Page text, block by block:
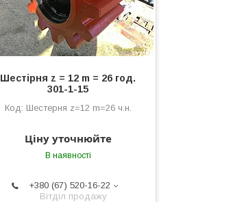
Шестірня z = 12 m = 26 год.
301-1-15
Шестерня z=12 m=26 ч.н.
Ціну уточнюйте
В наявності
+380 (67) 520-16-22
Вітділ продажу